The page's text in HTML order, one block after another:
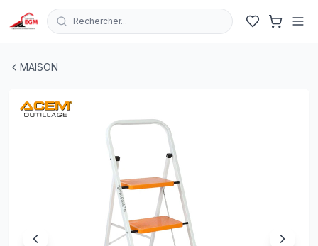
Rechercher...
MAISON